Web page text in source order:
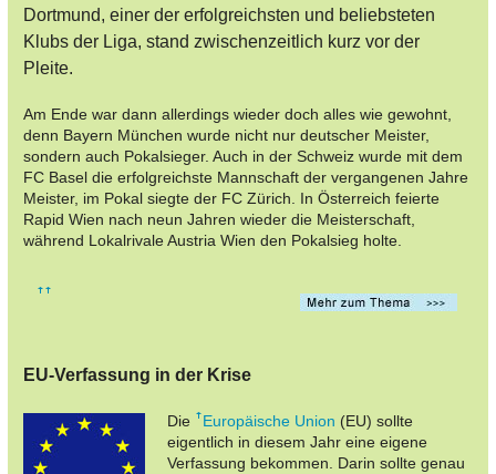
Dortmund, einer der erfolgreichsten und beliebsteten
Klubs der Liga, stand zwischenzeitlich kurz vor der
Pleite.
Am Ende war dann allerdings wieder doch alles wie gewohnt,
denn Bayern München wurde nicht nur deutscher Meister,
sondern auch Pokalsieger. Auch in der Schweiz wurde mit dem
FC Basel die erfolgreichste Mannschaft der vergangenen Jahre
Meister, im Pokal siegte der FC Zürich. In Österreich feierte
Rapid Wien nach neun Jahren wieder die Meisterschaft,
während Lokalrivale Austria Wien den Pokalsieg holte.
EU-Verfassung in der Krise
Die Europäische Union (EU) sollte
eigentlich in diesem Jahr eine eigene
Verfassung bekommen. Darin sollte genau